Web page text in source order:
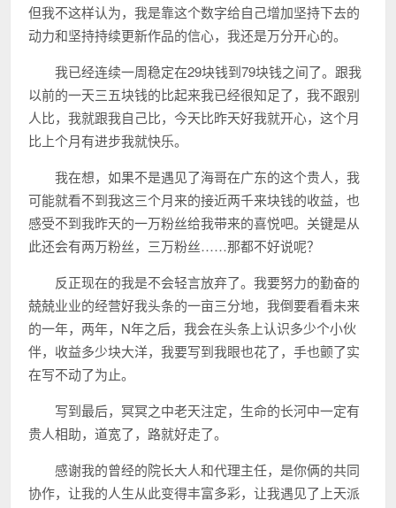
但我不这样认为，我是靠这个数字给自己增加坚持下去的
动力和坚持持续更新作品的信心，我还是万分开心的。
我已经连续一周稳定在29块钱到79块钱之间了。跟我
以前的一天三五块钱的比起来我已经很知足了，我不跟别
人比，我就跟我自己比，今天比昨天好我就开心，这个月
比上个月有进步我就快乐。
我在想，如果不是遇见了海哥在广东的这个贵人，我
可能就看不到我这三个月来的接近两千来块钱的收益，也
感受不到我昨天的一万粉丝给我带来的喜悦吧。关键是从
此还会有两万粉丝，三万粉丝……那都不好说呢？
反正现在的我是不会轻言放弃了。我要努力的勤奋的
兢兢业业的经营好我头条的一亩三分地，我倒要看看未来
的一年，两年，N年之后，我会在头条上认识多少个小伙
伴，收益多少块大洋，我要写到我眼也花了，手也颤了实
在写不动了为止。
写到最后，冥冥之中老天注定，生命的长河中一定有
贵人相助，道宽了，路就好走了。
感谢我的曾经的院长大人和代理主任，是你俩的共同
协作，让我的人生从此变得丰富多彩，让我遇见了上天派